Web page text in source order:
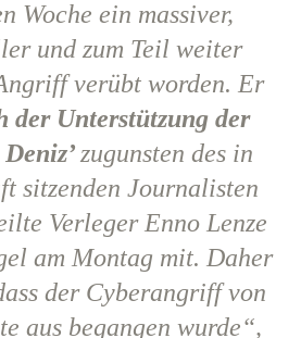
Woche ein massiver,
und zum Teil weiter
verübt worden. Er
der Unterstützung der
zugunsten des in
sitzenden Journalisten
Verleger Enno Lenze
am Montag mit. Daher
der Cyberangriff von
aus begangen wurde“,